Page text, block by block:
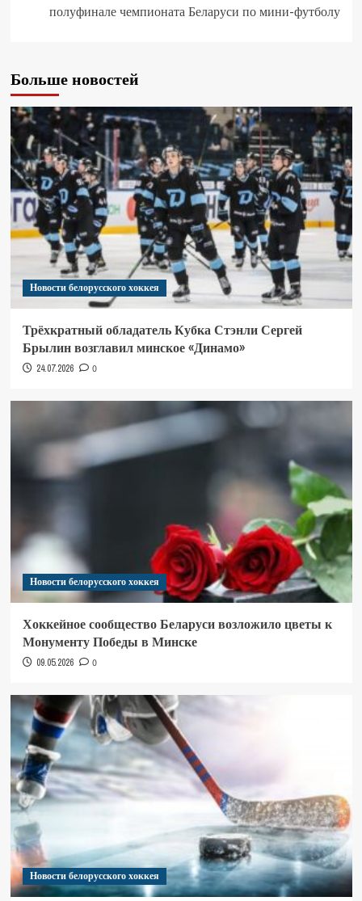
полуфинале чемпионата Беларуси по мини-футболу
Больше новостей
Новости белорусского хоккея
Трёхкратный обладатель Кубка Стэнли Сергей
Брылин возглавил минское «Динамо»
24.07.2026 0
Новости белорусского хоккея
Хоккейное сообщество Беларуси возложило цветы к
Монументу Победы в Минске
09.05.2026 0
Новости белорусского хоккея